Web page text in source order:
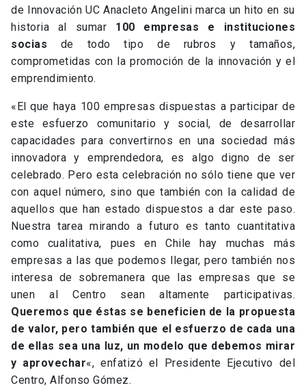
de Innovación UC Anacleto Angelini marca un hito en su
historia al sumar 100 empresas e instituciones
socias de todo tipo de rubros y tamaños,
comprometidas con la promoción de la innovación y el
emprendimiento.
«El que haya 100 empresas dispuestas a participar de
este esfuerzo comunitario y social, de desarrollar
capacidades para convertirnos en una sociedad más
innovadora y emprendedora, es algo digno de ser
celebrado. Pero esta celebración no sólo tiene que ver
con aquel número, sino que también con la calidad de
aquellos que han estado dispuestos a dar este paso.
Nuestra tarea mirando a futuro es tanto cuantitativa
como cualitativa, pues en Chile hay muchas más
empresas a las que podemos llegar, pero también nos
interesa de sobremanera que las empresas que se
unen al Centro sean altamente participativas.
Queremos que éstas se beneficien de la propuesta
de valor, pero también que el esfuerzo de cada una
de ellas sea una luz, un modelo que debemos mirar
y aprovechar«, enfatizó el Presidente Ejecutivo del
Centro, Alfonso Gómez.